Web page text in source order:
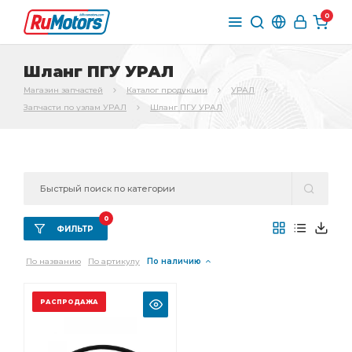
0
Шланг ПГУ УРАЛ
Магазин запчастей Каталог продукции
УРАЛ
Запчасти по узлам УРАЛ
Шланг ПГУ УРАЛ
ФИЛЬТР
0
По названию По артикулу По наличию
РАСПРОДАЖА